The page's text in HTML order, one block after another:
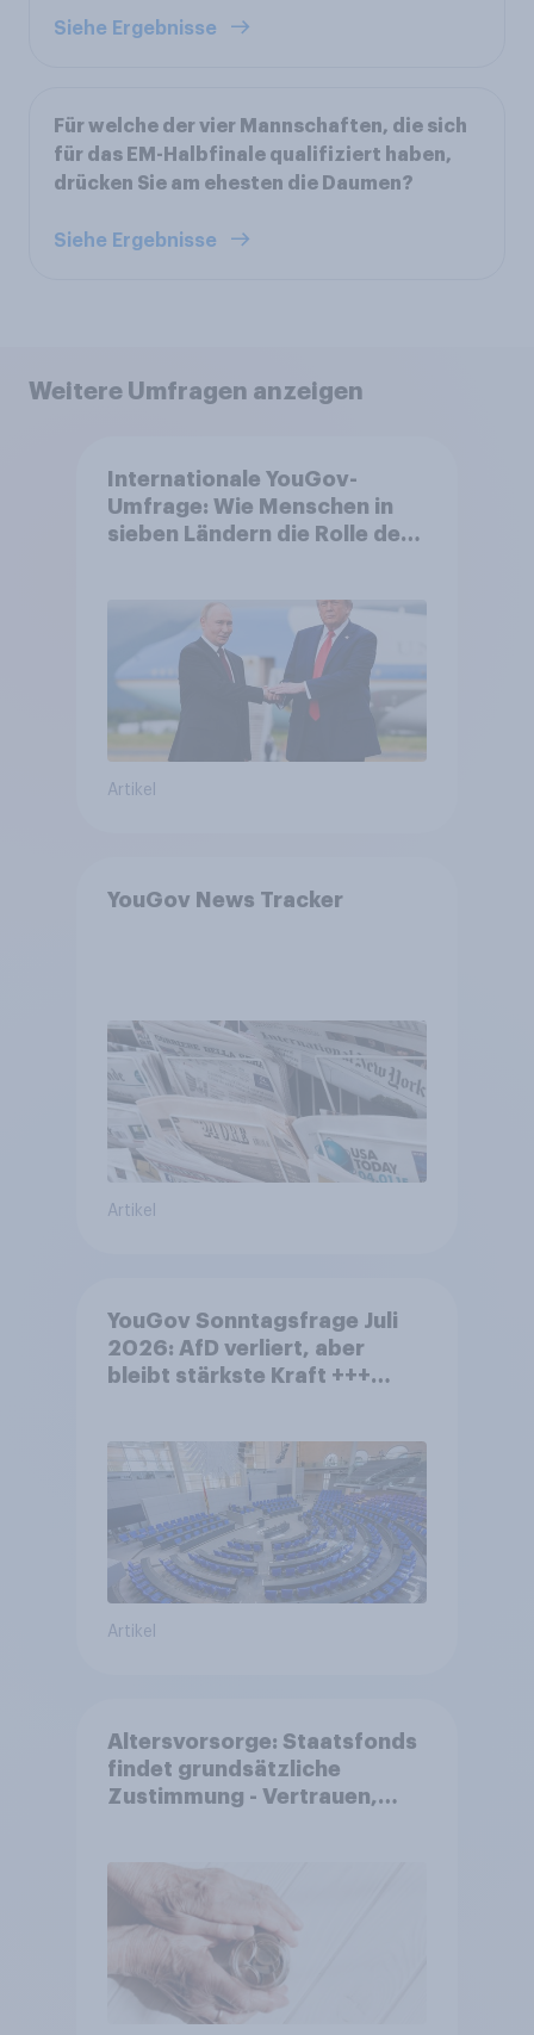
Siehe Ergebnisse
Für welche der vier Mannschaften, die sich
für das EM-Halbfinale qualifiziert haben,
drücken Sie am ehesten die Daumen?
Siehe Ergebnisse
Weitere Umfragen anzeigen
Internationale YouGov-
Umfrage: Wie Menschen in
sieben Ländern die Rolle der
Bedrohungen und Bündnisse
bewerten
Artikel
YouGov News Tracker
Artikel
YouGov Sonntagsfrage Juli
2026: AfD verliert, aber
bleibt stärkste Kraft +++
Artikel
Altersvorsorge: Staatsfonds
findet grundsätzliche
Zustimmung - Vertrauen,
Akzeptanz